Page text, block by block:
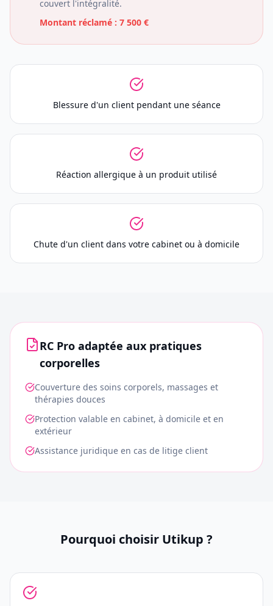
couvert l'intégralité.
Montant réclamé : 7 500 €
Blessure d'un client pendant une séance
Réaction allergique à un produit utilisé
Chute d'un client dans votre cabinet ou à domicile
RC Pro adaptée aux pratiques
corporelles
Couverture des soins corporels, massages et
thérapies douces
Protection valable en cabinet, à domicile et en
extérieur
Assistance juridique en cas de litige client
Pourquoi choisir Utikup ?